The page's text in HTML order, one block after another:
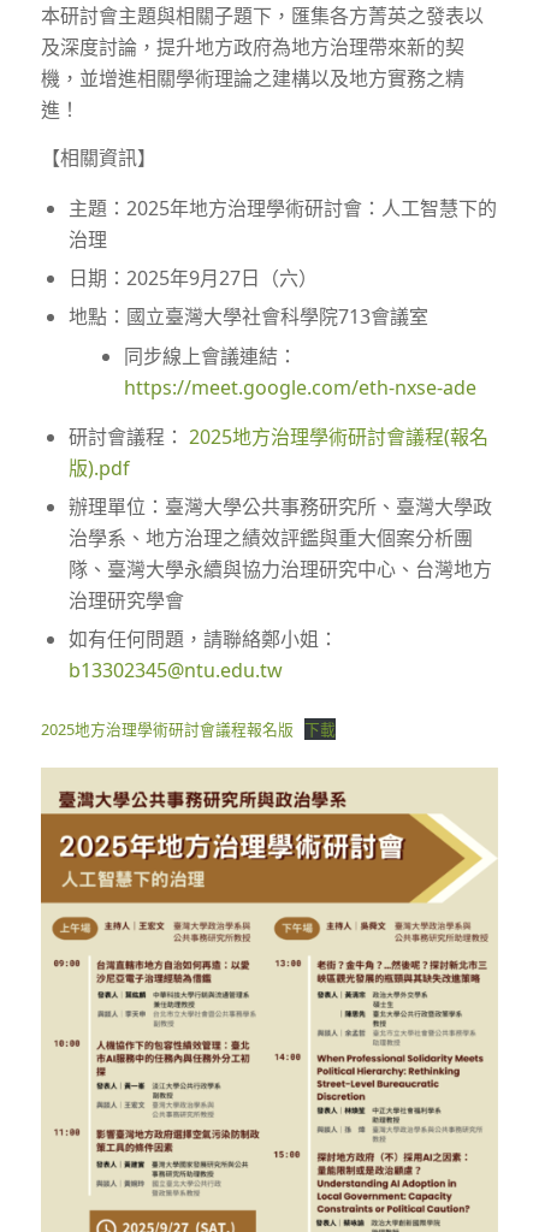
本研討會主題與相關子題下，匯集各方菁英之發表以
及深度討論，提升地方政府為地方治理帶來新的契
機，並增進相關學術理論之建構以及地方實務之精
進！
【相關資訊】
主題：2025年地方治理學術研討會：人工智慧下的
治理
日期：2025年9月27日（六）
地點：國立臺灣大學社會科學院713會議室
同步線上會議連結：
https://meet.google.com/eth-nxse-ade
研討會議程： 2025地方治理學術研討會議程(報名
版).pdf
辦理單位：臺灣大學公共事務研究所、臺灣大學政
治學系、地方治理之績效評鑑與重大個案分析團
隊、臺灣大學永續與協力治理研究中心、台灣地方
治理研究學會
如有任何問題，請聯絡鄭小姐：
b13302345@ntu.edu.tw
2025地方治理學術研討會議程報名版 下載